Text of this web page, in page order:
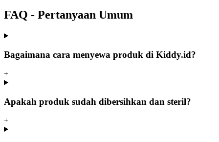
FAQ - Pertanyaan Umum
Bagaimana cara menyewa produk di Kiddy.id?
+
Apakah produk sudah dibersihkan dan steril?
+